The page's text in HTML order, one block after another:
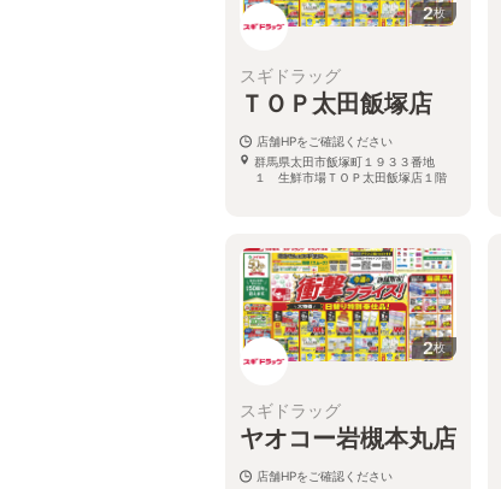
2枚
スギドラッグ
ＴＯＰ太田飯塚店
店舗HPをご確認ください
群馬県太田市飯塚町１９３３番地
１ 生鮮市場ＴＯＰ太田飯塚店１階
2枚
スギドラッグ
ヤオコー岩槻本丸店
店舗HPをご確認ください